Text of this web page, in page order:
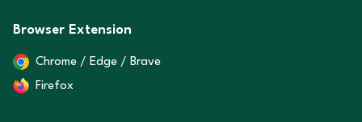
Browser Extension
Chrome / Edge / Brave
Firefox